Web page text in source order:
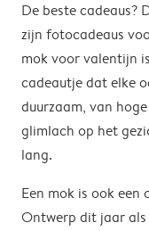
De beste cadeaus?
zijn fotocadeaus
mok voor valentijn
cadeautje dat elke
duurzaam, van
glimlach op het
lang.
Een mok is ook
Ontwerp dit jaar als